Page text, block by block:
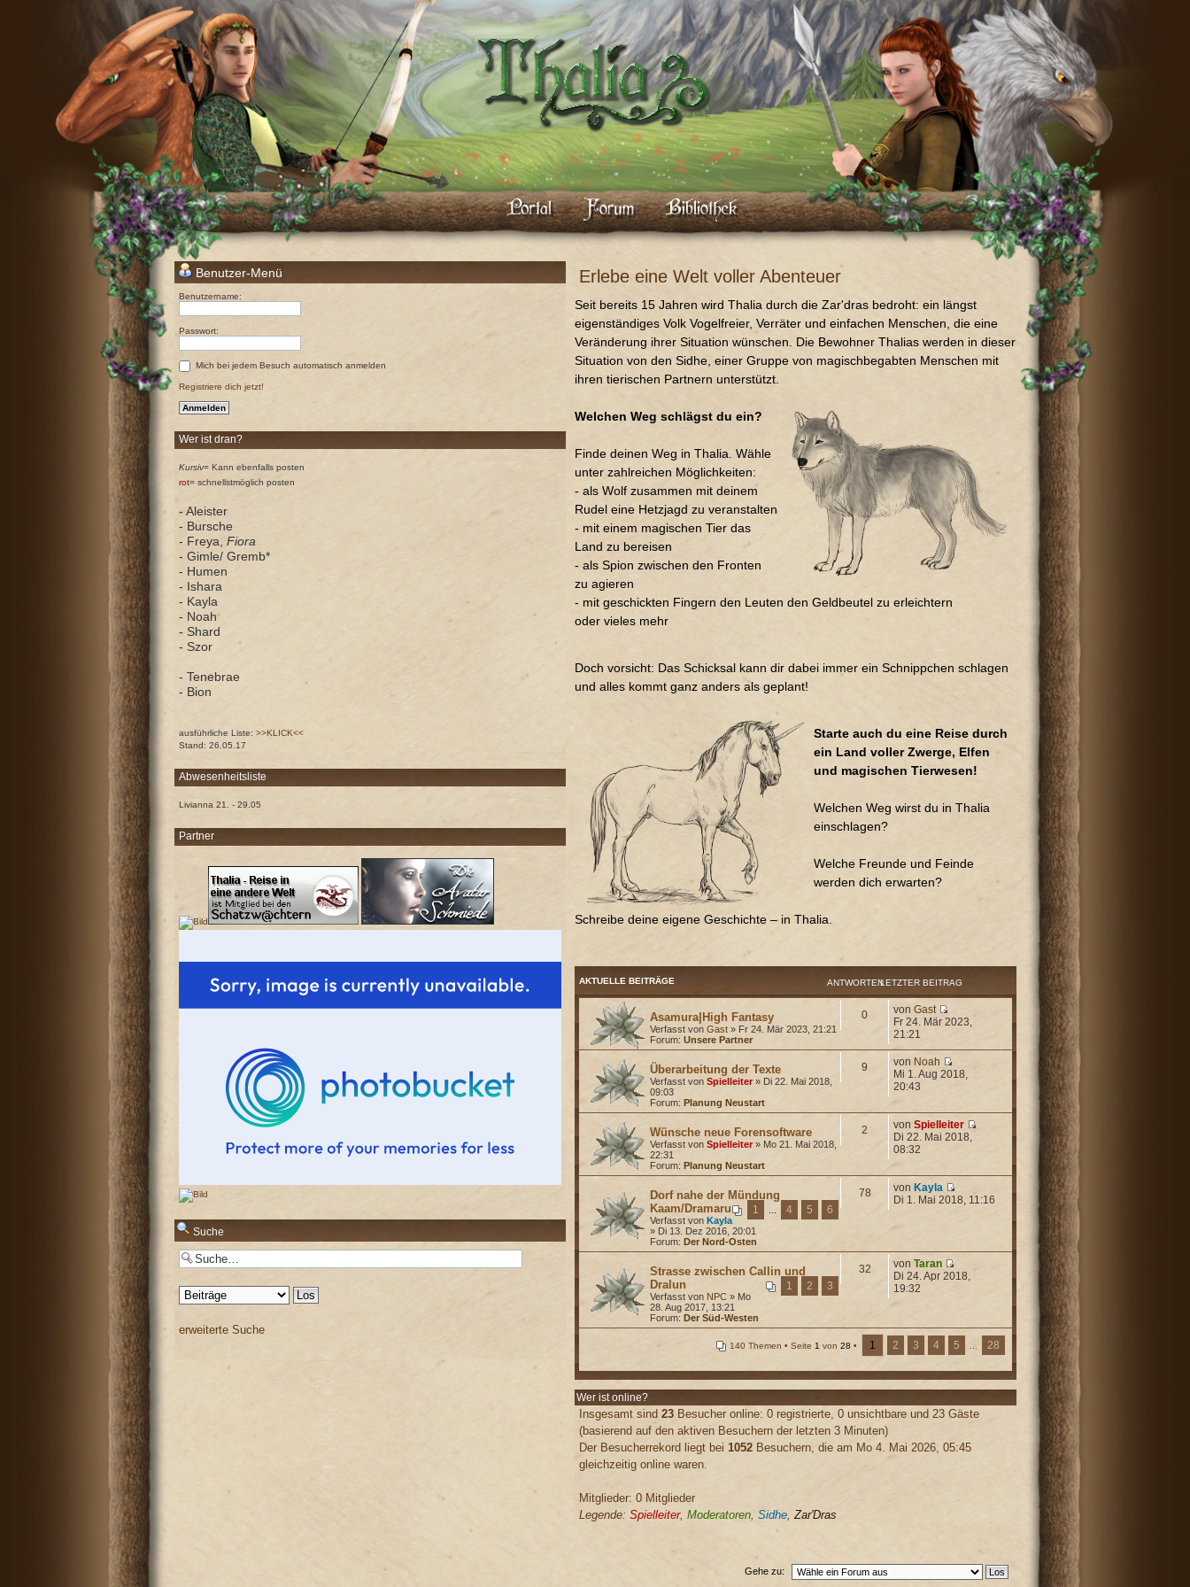
Benutzer-Menü
Benutzername:
Passwort:
Mich bei jedem Besuch automatisch anmelden
Registriere dich jetzt!
Wer ist dran?
Kursiv= Kann ebenfalls posten
rot= schnellstmöglich posten
- Aleister
- Bursche
- Freya, Fiora
- Gimle/ Gremb*
- Humen
- Ishara
- Kayla
- Noah
- Shard
- Szor
- Tenebrae
- Bion
ausführliche Liste: >>KLICK<<
Stand: 26.05.17
Abwesenheitsliste
Livianna 21. - 29.05
Partner
Suche
erweiterte Suche
Erlebe eine Welt voller Abenteuer
Seit bereits 15 Jahren wird Thalia durch die Zar'dras bedroht: ein längst
eigenständiges Volk Vogelfreier, Verräter und einfachen Menschen, die eine
Veränderung ihrer Situation wünschen. Die Bewohner Thalias werden in dieser
Situation von den Sidhe, einer Gruppe von magischbegabten Menschen mit
ihren tierischen Partnern unterstützt.
Welchen Weg schlägst du ein?
Finde deinen Weg in Thalia. Wähle
unter zahlreichen Möglichkeiten:
- als Wolf zusammen mit deinem
Rudel eine Hetzjagd zu veranstalten
- mit einem magischen Tier das
Land zu bereisen
- als Spion zwischen den Fronten
zu agieren
- mit geschickten Fingern den Leuten den Geldbeutel zu erleichtern
oder vieles mehr
Doch vorsicht: Das Schicksal kann dir dabei immer ein Schnippchen schlagen
und alles kommt ganz anders als geplant!
Starte auch du eine Reise durch
ein Land voller Zwerge, Elfen
und magischen Tierwesen!
Welchen Weg wirst du in Thalia
einschlagen?
Welche Freunde und Feinde
werden dich erwarten?
Schreibe deine eigene Geschichte – in Thalia.
AKTUELLE BEITRÄGE ANTWORTENLETZTER BEITRAG
Asamura|High Fantasy
Verfasst von Gast» Fr 24. Mär 2023, 21:21
Forum: Unsere Partner
0
Antworten vonGast
Fr 24. Mär 2023,
21:21
Überarbeitung der Texte
Verfasst von Spielleiter» Di 22. Mai 2018,
09:03
Forum: Planung Neustart
9
Antworten von Noah
Mi 1. Aug 2018,
20:43
Wünsche neue Forensoftware
Verfasst von Spielleiter» Mo 21. Mai 2018,
22:31
Forum: Planung Neustart
2
Antworten vonSpielleiter
Di 22. Mai 2018,
08:32
Dorf nahe der Mündung
Kaam/Dramaru
1 ... 4 5 6
Verfasst von Kayla
» Di 13. Dez 2016, 20:01
Forum: Der Nord-Osten
78
Antworten von Kayla
Di 1. Mai 2018, 11:16
Strasse zwischen Callin und
Dralun
1 2 3
Verfasst von NPC» Mo
28. Aug 2017, 13:21
Forum: Der Süd-Westen
32
Antworten vonTaran
Di 24. Apr 2018,
19:32
140 Themen • Seite 1 von 28 • 1 2 3 4 5 ... 28
Wer ist online?
Insgesamt sind 23Besucher online: 0 registrierte, 0 unsichtbare und 23 Gäste
(basierend auf den aktiven Besuchern der letzten 3 Minuten)
Der Besucherrekord liegt bei 1052Besuchern, die am Mo 4. Mai 2026, 05:45
gleichzeitig online waren.
Mitglieder: 0 Mitglieder
Legende: Spielleiter, Moderatoren, Sidhe,Zar'Dras
Gehe zu: